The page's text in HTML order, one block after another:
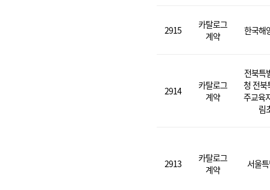
2915
카탈로그
계약
한국해
2914
카탈로그
계약
전북특
청 전북
주교육
림
2913
카탈로그
계약
서울